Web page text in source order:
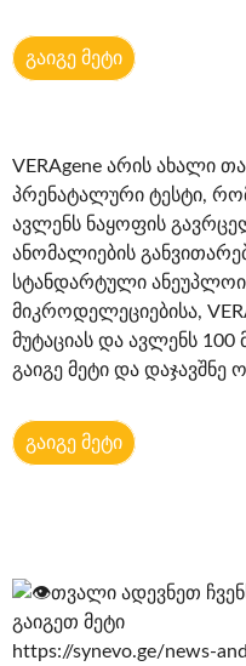
გაიგე მეტი
VERAgene არის ახალი
პრენატალური ტესტი,
ავლენს ნაყოფის
ანომალიების
სტანდარტული
მიკროდელეციებისა,
მუტაციას და ავლენს
გაიგე მეტი და დაჯავშნე
გაიგე მეტი
თვალი ადევნეთ
გაიგეთ მეტი
https://synevo.ge/news-